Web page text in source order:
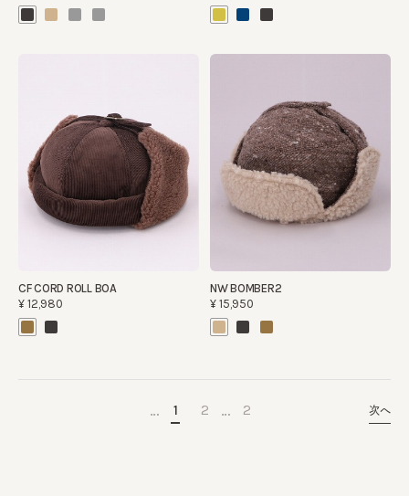
CF CORD ROLL BOA
¥12,980
NW BOMBER2
¥15,950
… 1 2 … 2 次へ